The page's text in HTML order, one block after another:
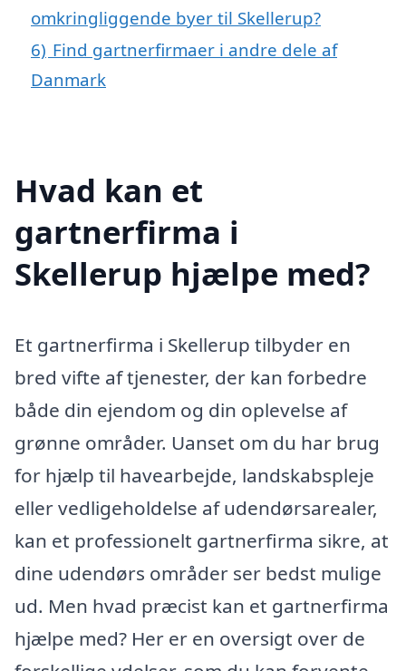
omkringliggende byer til Skellerup?
6) Find gartnerfirmaer i andre dele af
Danmark
Hvad kan et
gartnerfirma i
Skellerup hjælpe med?
Et gartnerfirma i Skellerup tilbyder en
bred vifte af tjenester, der kan forbedre
både din ejendom og din oplevelse af
grønne områder. Uanset om du har brug
for hjælp til havearbejde, landskabspleje
eller vedligeholdelse af udendørsarealer,
kan et professionelt gartnerfirma sikre, at
dine udendørs områder ser bedst mulige
ud. Men hvad præcist kan et gartnerfirma
hjælpe med? Her er en oversigt over de